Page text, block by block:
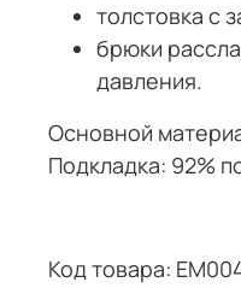
толстовка с
брюки
давления.
Основной
Подкладка: 92%
Код товара: